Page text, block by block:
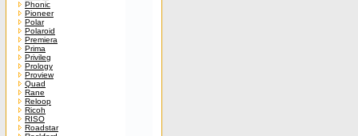
Phonic
Pioneer
Polar
Polaroid
Premiera
Prima
Privileg
Prology
Proview
Quad
Rane
Reloop
Ricoh
RISO
Roadstar